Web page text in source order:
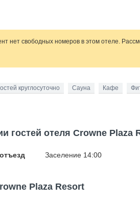
нет свободных номеров в этом отеле.
круглосуточно Сауна Кафе
гостей отеля Crowne Plaza
Заселение 14:00
Plaza Resort